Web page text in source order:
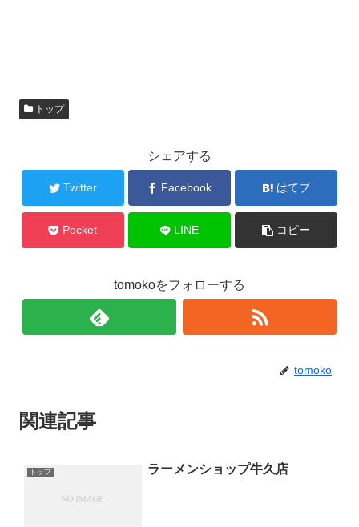
トップ
シェアする
Twitter Facebook はてブ
Pocket LINE コピー
tomokoをフォローする
tomoko
関連記事
トップ ラーメンショップ牛久店